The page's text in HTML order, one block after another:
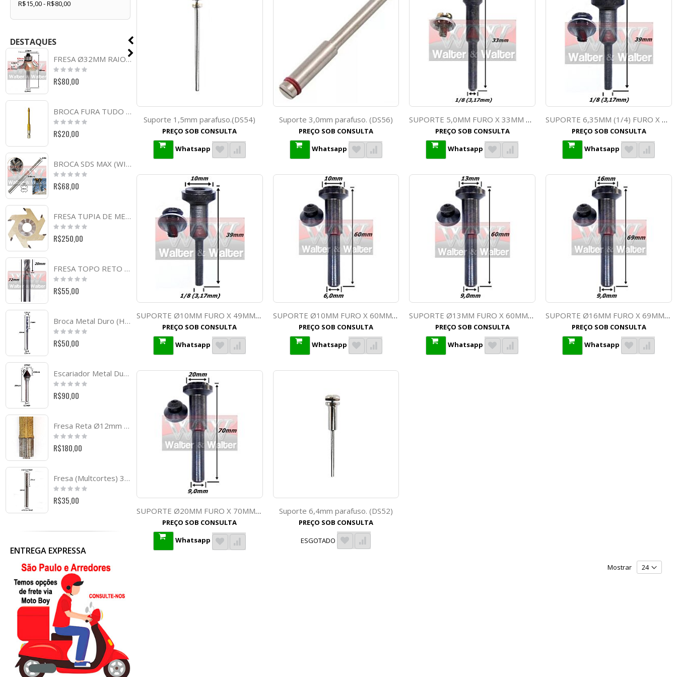
Suporte 1,5mm parafuso.(DS54)
PREÇO SOB CONSULTA
Whatsapp
Suporte 3,0mm parafuso. (DS56)
PREÇO SOB CONSULTA
Whatsapp
SUPORTE 5,0MM FURO X 33MM TOTAL 3,17MM (1/8) HASTE. (DS53.(DS55)
PREÇO SOB CONSULTA
Whatsapp
SUPORTE 6,35MM (1/4) FURO X 49MM TOTAL 3,17MM (1/8) HASTE. (DS53. (DS53)
PREÇO SOB CONSULTA
Whatsapp
SUPORTE Ø10MM FURO X 49MM TOTAL 3,17MM (1/8) HASTE. (DS46)
PREÇO SOB CONSULTA
Whatsapp
SUPORTE Ø10MM FURO X 60MM TOTAL 6,0MM HASTE. (DS48)
PREÇO SOB CONSULTA
Whatsapp
SUPORTE Ø13MM FURO X 60MM TOTAL 9,0MM HASTE. (DS47)
PREÇO SOB CONSULTA
Whatsapp
SUPORTE Ø16MM FURO X 69MM TOTAL 9,0MM HASTE. (DS44)
PREÇO SOB CONSULTA
Whatsapp
SUPORTE Ø20MM FURO X 70MM TOTAL 9,0MM HASTE.(DS45)
PREÇO SOB CONSULTA
Whatsapp
Suporte 6,4mm parafuso. (DS52)
PREÇO SOB CONSULTA
ESGOTADO
Mostrar
R$15,00 - R$80,00
DESTAQUES
FRESA Ø32MM RAIO 12,7MM (1/2) X 59MM X 6,0MM HASTE. (FTR0642)
Rating:
0%
R$80,00
BROCA FURA TUDO 5,0MM. (FTR334)
Rating:
0%
R$20,00
BROCA SDS MAX (WIDEA CRUZADA) Ø12MM X 340MM. (FTR0604)
Rating:
0%
R$68,00
FRESA TUPIA DE MESA - RETA 5,0 (Z 6) X 125 MM X 30MM FURO. (FTR1011)
Rating:
0%
R$250,00
FRESA TOPO RETO 9,0MM DIN 844 HSS (4C) X 20MM X 72MM X 10MM. (FTR0754)
Rating:
0%
R$55,00
Broca Metal Duro (Hrc45) 2,5mm X 14mm X 40mm. (Ftr803)
Rating:
0%
R$50,00
Escariador Metal Duro Ø10mm (60º). (Ftr279)
Rating:
0%
R$90,00
Fresa Reta Ø12mm X 30mm Corte X 70mm Total X 8,0mm Haste. (Ftr1326)
Rating:
0%
R$180,00
Fresa (Multcortes) 3,17mm (1/8) X 17mm Corte X 38mm Total X 3,17mm (1/8). (Ftr1135)
Rating:
0%
R$35,00
ENTREGA EXPRESSA